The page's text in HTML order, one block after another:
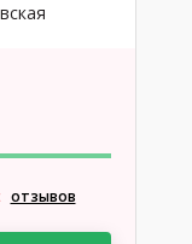
отзывов